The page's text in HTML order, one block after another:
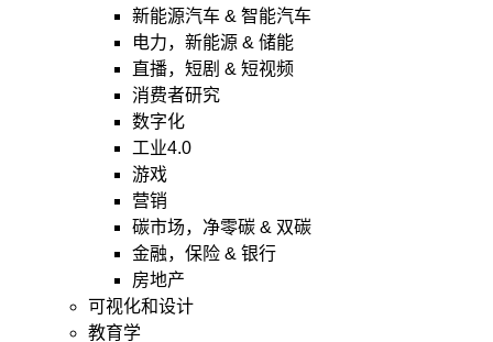
新能源汽车 & 智能汽车
电力，新能源 & 储能
直播，短剧 & 短视频
消费者研究
数字化
工业4.0
游戏
营销
碳市场，净零碳 & 双碳
金融，保险 & 银行
房地产
可视化和设计
教育学